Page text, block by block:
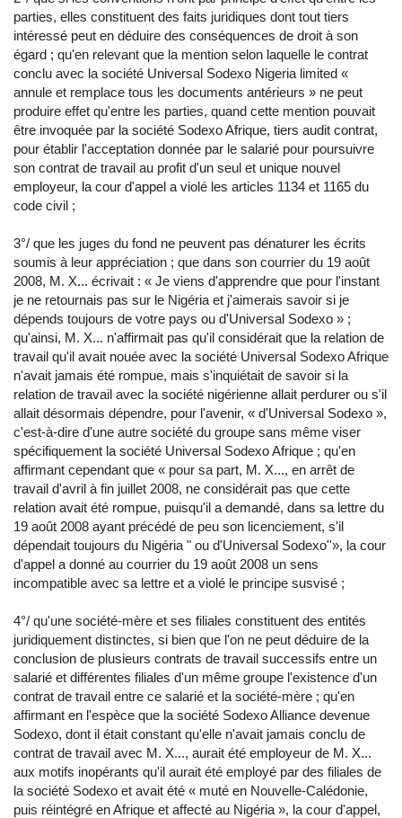
parties, elles constituent des faits juridiques dont tout tiers
intéressé peut en déduire des conséquences de droit à son
égard ; qu'en relevant que la mention selon laquelle le contrat
conclu avec la société Universal Sodexo Nigeria limited «
annule et remplace tous les documents antérieurs » ne peut
produire effet qu'entre les parties, quand cette mention pouvait
être invoquée par la société Sodexo Afrique, tiers audit contrat,
pour établir l'acceptation donnée par le salarié pour poursuivre
son contrat de travail au profit d'un seul et unique nouvel
employeur, la cour d'appel a violé les articles 1134 et 1165 du
code civil ;
3°/ que les juges du fond ne peuvent pas dénaturer les écrits
soumis à leur appréciation ; que dans son courrier du 19 août
2008, M. X... écrivait : « Je viens d'apprendre que pour l'instant
je ne retournais pas sur le Nigéria et j'aimerais savoir si je
dépends toujours de votre pays ou d'Universal Sodexo » ;
qu'ainsi, M. X... n'affirmait pas qu'il considérait que la relation de
travail qu'il avait nouée avec la société Universal Sodexo Afrique
n'avait jamais été rompue, mais s'inquiétait de savoir si la
relation de travail avec la société nigérienne allait perdurer ou s'il
allait désormais dépendre, pour l'avenir, « d'Universal Sodexo »,
c'est-à-dire d'une autre société du groupe sans même viser
spécifiquement la société Universal Sodexo Afrique ; qu'en
affirmant cependant que « pour sa part, M. X..., en arrêt de
travail d'avril à fin juillet 2008, ne considérait pas que cette
relation avait été rompue, puisqu'il a demandé, dans sa lettre du
19 août 2008 ayant précédé de peu son licenciement, s'il
dépendait toujours du Nigéria " ou d'Universal Sodexo''», la cour
d'appel a donné au courrier du 19 août 2008 un sens
incompatible avec sa lettre et a violé le principe susvisé ;
4°/ qu'une société-mère et ses filiales constituent des entités
juridiquement distinctes, si bien que l'on ne peut déduire de la
conclusion de plusieurs contrats de travail successifs entre un
salarié et différentes filiales d'un même groupe l'existence d'un
contrat de travail entre ce salarié et la société-mère ; qu'en
affirmant en l'espèce que la société Sodexo Alliance devenue
Sodexo, dont il était constant qu'elle n'avait jamais conclu de
contrat de travail avec M. X..., aurait été employeur de M. X...
aux motifs inopérants qu'il aurait été employé par des filiales de
la société Sodexo et avait été « muté en Nouvelle-Calédonie,
puis réintégré en Afrique et affecté au Nigéria », la cour d'appel,